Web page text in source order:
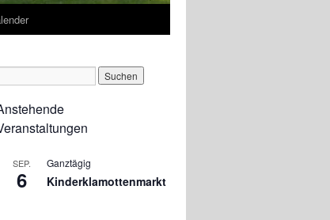
SEP.
6
Ganztägig
Kinderklamottenmarkt